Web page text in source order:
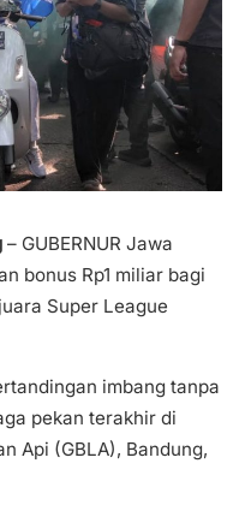
– GUBERNUR Jawa
bonus Rp1 miliar bagi
Super League
imbang tanpa
pekan terakhir di
Api (GBLA), Bandung,